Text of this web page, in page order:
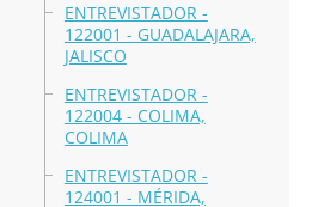
ENTREVISTADOR -
122001 - GUADALAJARA,
JALISCO
ENTREVISTADOR -
122004 - COLIMA,
COLIMA
ENTREVISTADOR -
124001 - MÉRIDA,